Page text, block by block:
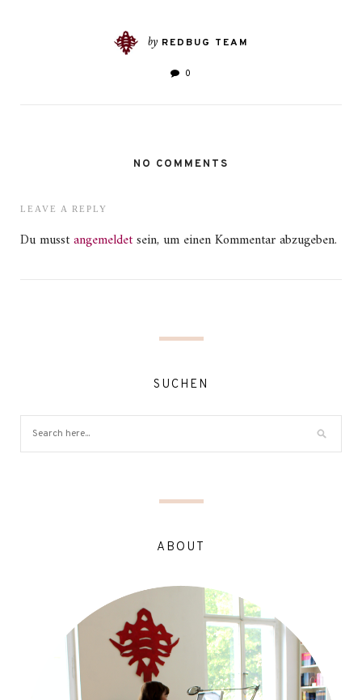
by REDBUG TEAM
0
NO COMMENTS
LEAVE A REPLY
Du musstangemeldetsein, um einen Kommentar abzugeben.
SUCHEN
ABOUT